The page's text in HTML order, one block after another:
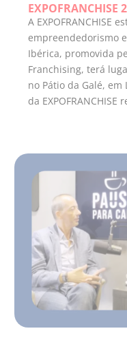
A EXPOFRANCHISE
empreendedorismo
Ibérica, promovida
Franchising, terá
no Pátio da Galé, em
da